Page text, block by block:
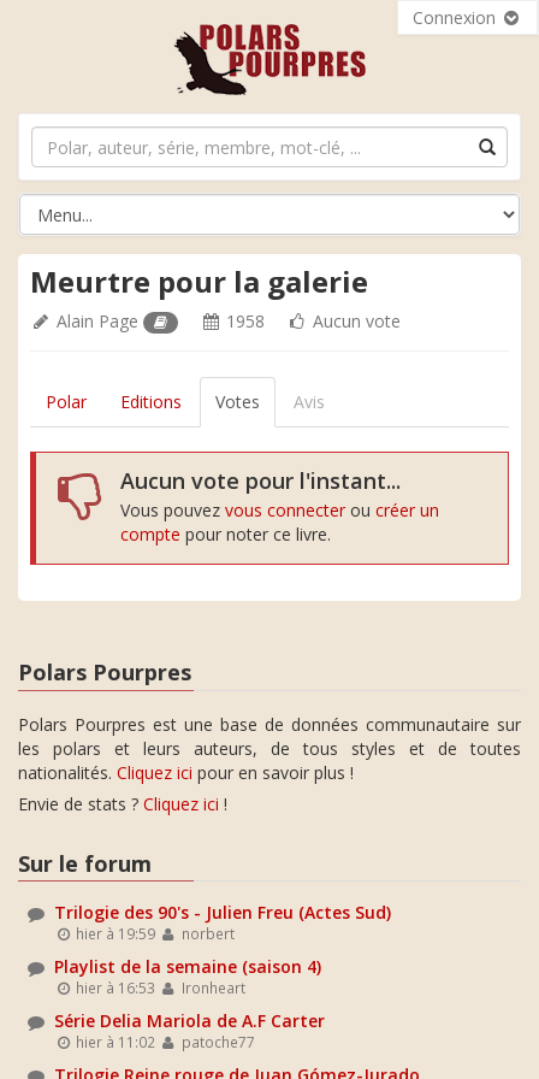
Connexion
Meurtre pour la galerie
Alain Page 1958 Aucun vote
Polar Editions Votes Avis
Aucun vote pour l'instant...
Vous pouvez vous connecter ou créer un
compte pour noter ce livre.
Polars Pourpres
Polars Pourpres est une base de données communautaire sur
les polars et leurs auteurs, de tous styles et de toutes
nationalités. Cliquez ici pour en savoir plus !
Envie de stats ? Cliquez ici !
Sur le forum
Trilogie des 90's - Julien Freu (Actes Sud)
hier à 19:59 norbert
Playlist de la semaine (saison 4)
hier à 16:53 Ironheart
Série Delia Mariola de A.F Carter
hier à 11:02 patoche77